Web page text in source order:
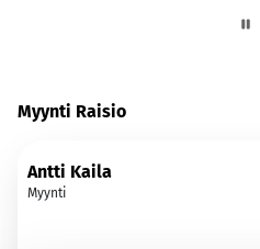
Myynti Raisio
Antti Kaila
Myynti